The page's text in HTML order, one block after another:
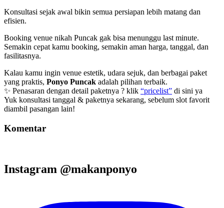
Konsultasi sejak awal bikin semua persiapan lebih matang dan
efisien.
Booking venue nikah Puncak gak bisa menunggu last minute.
Semakin cepat kamu booking, semakin aman harga, tanggal, dan
fasilitasnya.
Kalau kamu ingin venue estetik, udara sejuk, dan berbagai paket
yang praktis, Ponyo Puncak adalah pilihan terbaik.
✨ Penasaran dengan detail paketnya ? klik “pricelist” di sini ya
Yuk konsultasi tanggal & paketnya sekarang, sebelum slot favorit
diambil pasangan lain!
Komentar
Instagram @makanponyo